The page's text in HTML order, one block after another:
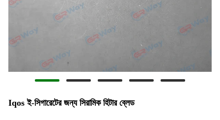
Iqos ই-সিগারেটের জন্য সিরামিক হিটার ব্লেড